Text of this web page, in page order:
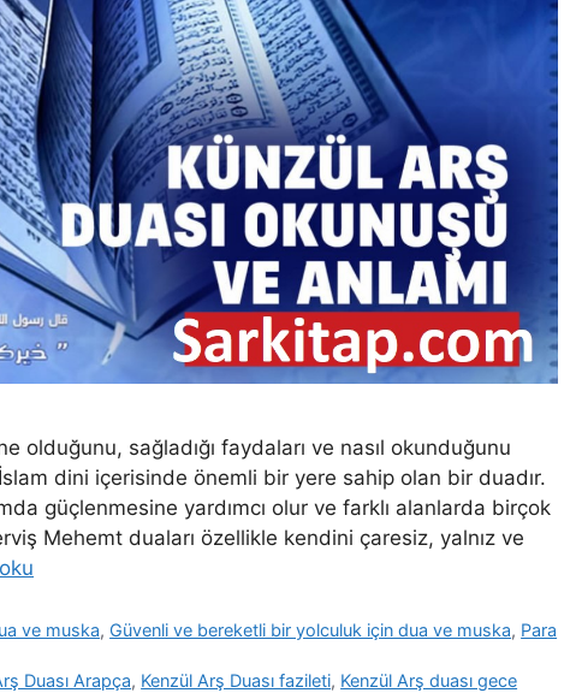
olduğunu, sağladığı faydaları ve nasıl okunduğunu
dini içerisinde önemli bir yere sahip olan bir duadır.
güçlenmesine yardımcı olur ve farklı alanlarda birçok
Mehemt duaları özellikle kendini çaresiz, yalnız ve
ve muska, Güvenli ve bereketli bir yolculuk için dua ve muska, Para
Duası Arapça, Kenzül Arş Duası fazileti, Kenzül Arş duası gece